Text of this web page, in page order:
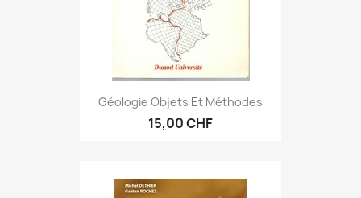
Géologie Objets Et Méthodes
15,00 CHF